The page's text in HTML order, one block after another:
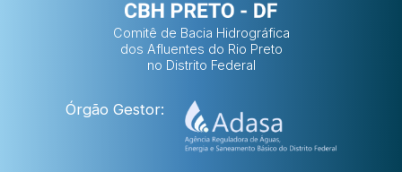
Comitê de Bacia Hidrográfica
dos Afluentes do Rio Preto
no Distrito Federal
Órgão Gestor: